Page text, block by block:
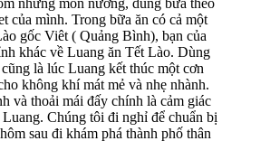
những món nướng, dùng bữa theo
của mình. Trong bữa ăn có cả một
gốc Viêt ( Quảng Bình), bạn của
khác về Luang ăn Tết Lào. Dùng
là lúc Luang kết thúc một cơn
không khí mát mẻ và nhẹ nhành.
và thoải mái đấy chính là cảm giác
Chúng tôi đi nghỉ để chuẩn bị
sau đi khám phá thành phố thân